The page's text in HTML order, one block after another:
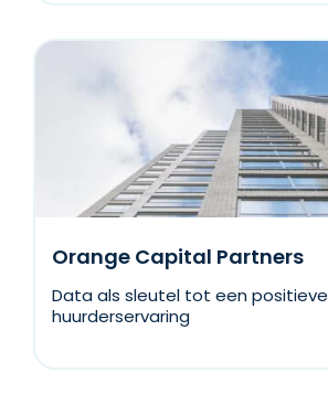
Orange Capital Partners
Data als sleutel tot een positieve
huurderservaring